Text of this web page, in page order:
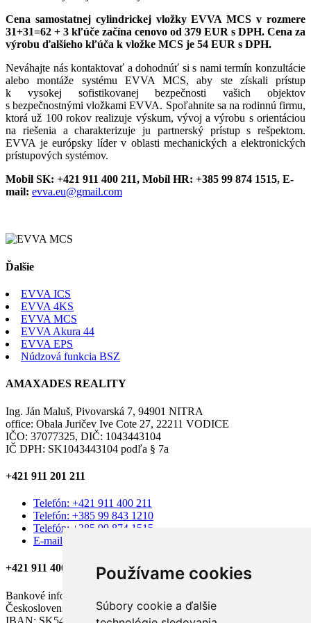
Používame cookies
Súbory cookie a ďalšie
Cena samostatnej cylindrickej vložky EVVA MCS v rozmere
31+31=62 + 3 kľúče začína cenovo od 379 EUR s DPH. Cena za
výrobu ďalšieho kľúča k vložke MCS je 54 EUR s DPH.
Neváhajte nás kontaktovať a dohodnúť si s nami termín konzultácie
alebo montáže systému EVVA MCS, aby ste získali prístup
k vysokej sofistikovanej bezpečnosti vašich objektov
s bezpečnostnými vložkami EVVA. Spoľahnite sa na rodinnú firmu,
ktorá už 100 rokov realizuje výskum, vývoj a výrobu s orientáciou
na riešenia a charakterizuje ju partnerský prístup s rešpektom.
EVVA je európsky líder v oblasti mechanických a elektronických
prístupových systémov.
Mobil SK: +421 911 400 211, Mobil HR: +385 99 874 1515, E-
mail: evva.eu@gmail.com
Ďalšie
EVVA ICS
EVVA 4KS
EVVA MCS
EVVA Akura 44
EVVA EPS
Núdzová funkcia BSZ
AMAXADES REALITY
Ing. Ján Maluš, Pivovarská 7, 94901 NITRA
office: Obala Juričev Ive Cote 27, 22211 VODICE
IČO: 37077325, DIČ: 1043443104
IČ DPH: SK1043443104 podľa § 7a
+421 911 201 211
Telefón: +421 911 400 211
Telefón: +385 99 843 1210
Telefón: +385 99 874 1515
E-mail: amaxades.reality@gmail.com
+421 911 400 211
Bankové informácie:
Československá obchodná banka, a.s.
IBAN: SK54 7500 0000 0040 2579 5506